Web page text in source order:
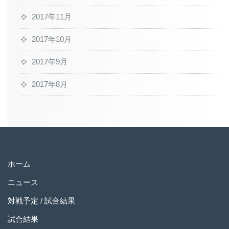
2017年11月
2017年10月
2017年9月
2017年8月
ホーム
ニュース
対戦予定 / 試合結果
試合結果